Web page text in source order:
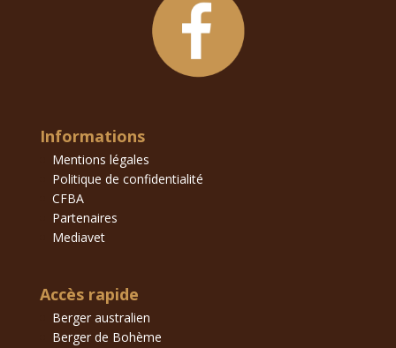
Informations
Mentions légales
Politique de confidentialité
CFBA
Partenaires
Mediavet
Accès rapide
Berger australien
Berger de Bohème